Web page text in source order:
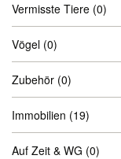
Vermisste Tiere (0)
Vögel (0)
Zubehör (0)
Immobilien (19)
Auf Zeit & WG (0)